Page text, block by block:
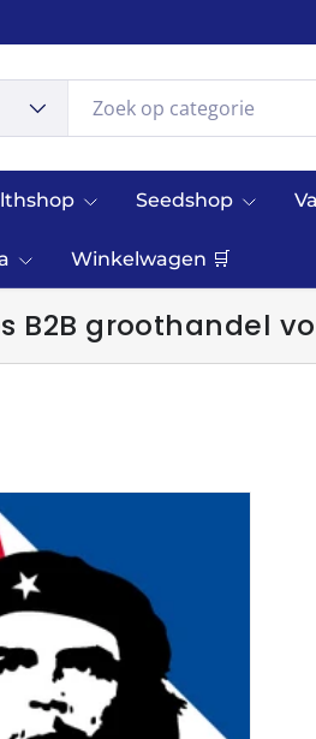
Seedshop
Winkelwagen 🛒
B2B groothandel